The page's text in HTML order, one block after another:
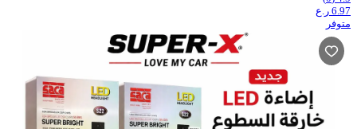
6.97 ر.ع
متوفر